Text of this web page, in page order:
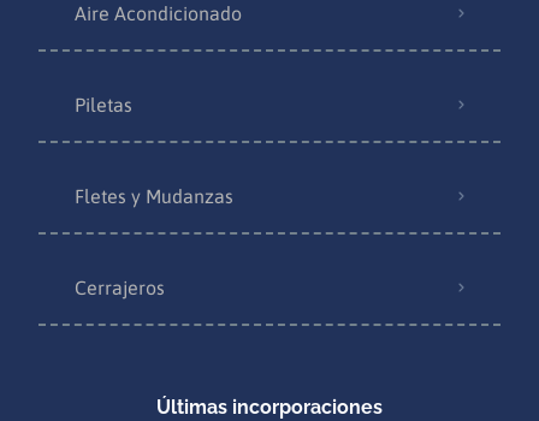
Aire Acondicionado
Piletas
Fletes y Mudanzas
Cerrajeros
Últimas incorporaciones